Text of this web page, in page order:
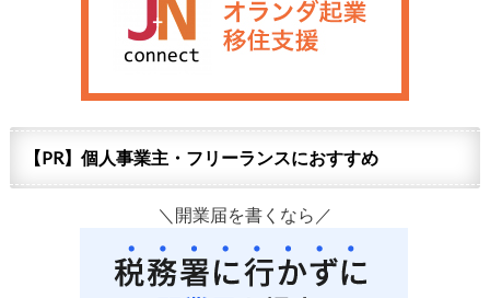
【PR】個人事業主・フリーランスにおすすめ
＼開業届を書くなら／